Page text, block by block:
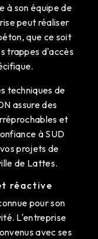
à son équipe de
peut réaliser
que ce soit
trappes d'accès
techniques de
assure des
et
à SUD
projets de
de Lattes.
réactive
pour son
L'entreprise
avec ses